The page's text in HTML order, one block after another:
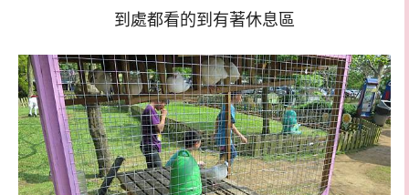
到處都看的到有著休息區